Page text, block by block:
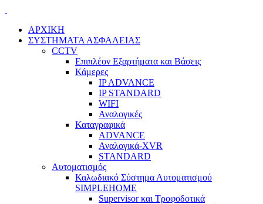
ΑΡΧΙΚΗ
ΣΥΣΤΗΜΑΤΑ ΑΣΦΑΛΕΙΑΣ
CCTV
Επιπλέον Εξαρτήματα και Βάσεις
Κάμερες
IP ADVANCE
IP STANDARD
WIFI
Αναλογικές
Καταγραφικά
ADVANCE
Αναλογικά-XVR
STANDARD
Αυτοματισμός
Καλωδιακό Σύστημα Αυτοματισμού
SIMPLEHOME
Supervisor και Τροφοδοτικά